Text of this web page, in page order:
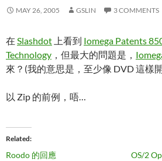
MAY 26, 2005 GSLIN 3 COMMENTS
在 Slashdot 上看到 Iomega Patents
Technology ，但最大的問題是，
來？(我的意思是，至少像 DVD 這樣
以 Zip 的前例，唔…
Related
Roodo 的回應
OS/2